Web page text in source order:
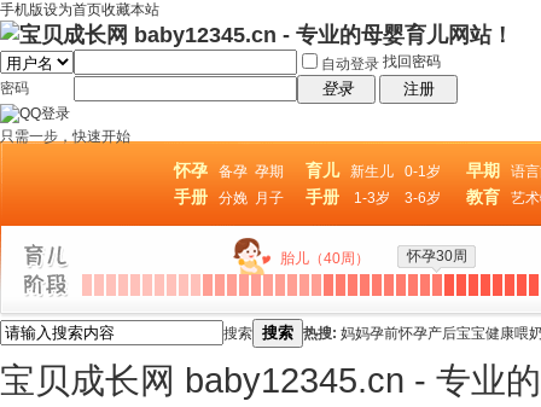
手机版设为首页收藏本站
自动登录 找回密码
密码
登录 注册
只需一步，快速开始
怀孕
手册
备孕 孕期
分娩 月子
育儿
手册
新生儿
0-1岁
1-3岁
3-6岁
早期
教育
语
艺
胎儿（40周） 怀孕30周
搜索 搜索 热搜: 妈妈孕前怀孕产后宝宝健康喂
宝贝成长网 baby12345.cn - 专业